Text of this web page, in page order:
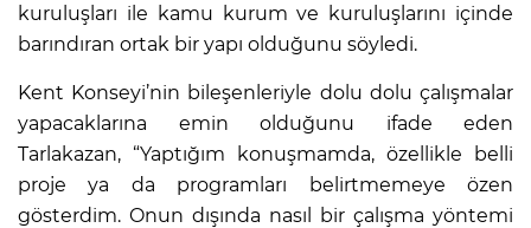
kuruluşları ile kamu kurum ve kuruluşlarını içinde
barındıran ortak bir yapı olduğunu söyledi.
Kent Konseyi’nin bileşenleriyle dolu dolu çalışmalar
yapacaklarına emin olduğunu ifade eden
Tarlakazan, “Yaptığım konuşmamda, özellikle belli
proje ya da programları belirtmemeye özen
gösterdim. Onun dışında nasıl bir çalışma yöntemi